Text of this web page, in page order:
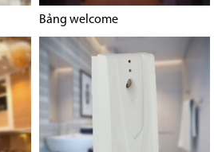
Bảng welcome